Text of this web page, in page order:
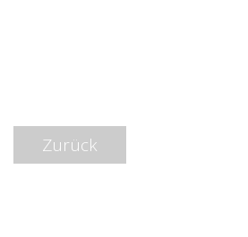
Zurück